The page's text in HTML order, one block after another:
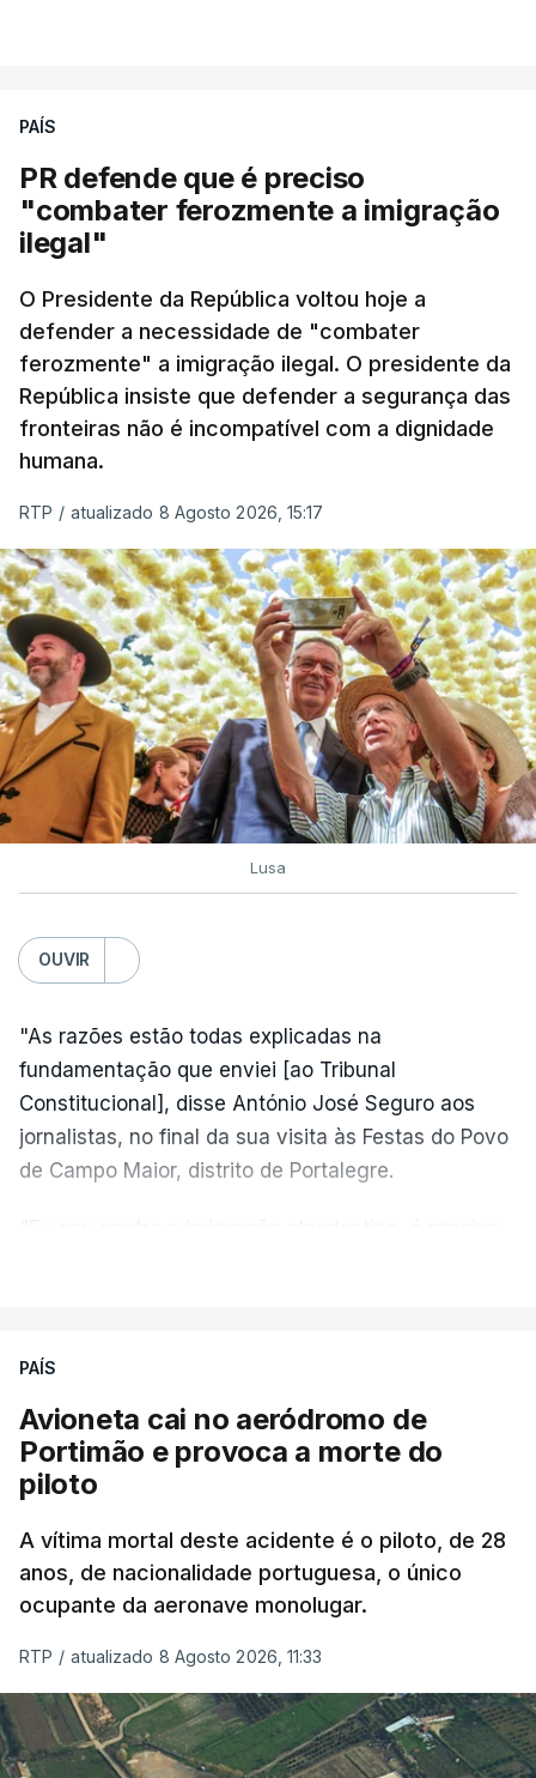
PAÍS
PR defende que é preciso
"combater ferozmente a imigração
ilegal"
O Presidente da República voltou hoje a
defender a necessidade de "combater
ferozmente" a imigração ilegal. O presidente da
República insiste que defender a segurança das
fronteiras não é incompatível com a dignidade
humana.
RTP / atualizado 8 Agosto 2026, 15:17
Lusa
OUVIR
"As razões estão todas explicadas na
fundamentação que enviei [ao Tribunal
Constitucional], disse António José Seguro aos
jornalistas, no final da sua visita às Festas do Povo
de Campo Maior, distrito de Portalegre.
nada disto é incompatível com tratarmos com
crianças", acrescentou.
António José Seguro mostrou dúvidas sobre se é
ERROR ON HTML5 MEDIA ELEMENT
ESTE CONTEÚDO ESTÁ NESTE
MOMENTO INDISPONÍVEL
PAÍS
Avioneta cai no aeródromo de
Portimão e provoca a morte do
piloto
A vítima mortal deste acidente é o piloto, de 28
anos, de nacionalidade portuguesa, o único
ocupante da aeronave monolugar.
RTP / atualizado 8 Agosto 2026, 11:33